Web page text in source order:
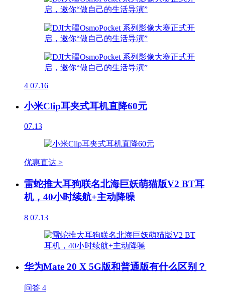
4 07.16
小米Clip耳夹式耳机直降60元
07.13
优惠直达 >
雷蛇推大耳狗联名北海巨妖萌猫版V2 BT耳
机，40小时续航+主动降噪
8 07.13
华为Mate 20 X 5G版和普通版有什么区别？
问答 4